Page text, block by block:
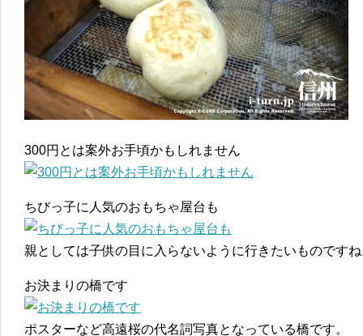
300円とは案外お手頃かもしれません
ちびっ子に人気のおもちゃ屋台も
親としては子供の目に入らないように行きたいものです
お決まりの橋です
ポスターなど高遠桜の代名詞写真となっている橋です。